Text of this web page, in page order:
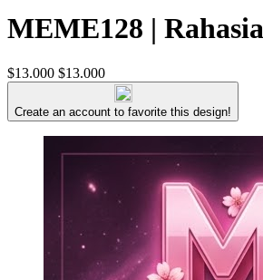
MEME128 |
$13.000 $13.000
Create an account to favorite this design!